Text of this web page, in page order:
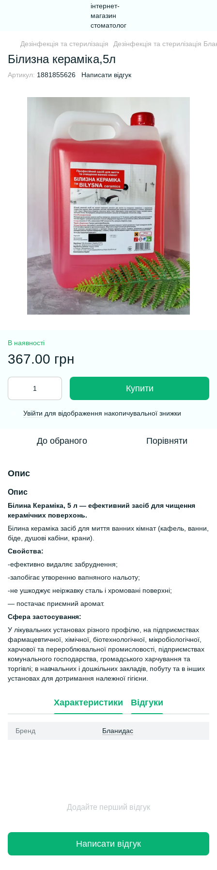
Дезінфекція та стерилізація Дезінфекція та стерилізація
Білизна кераміка,5л
Артикул: 1881855626 Написати відгук
В наявності
367.00 грн
Купити
Увійти для відображення накопичувальної знижки
До обраного Порівняти
Опис
Опис
Білина Кераміка, 5 л — ефективний засіб для чищення
керамічних поверхонь.
Білина кераміка засіб для миття ванних кімнат (кафель, ванни,
біде, душові кабіни, крани).
Свойства:
-ефективно видаляє забруднення;
-запобігає утворенню вапняного нальоту;
-не ушкоджує неіржавку сталь і хромовані поверхні;
— постачає приємний аромат.
Сфера застосування:
У лікувальних установах різного профілю, на підприємствах
фармацевтичної, хімічної, біотехнологічної, мікробіологічної,
харчової та перероблювальної промисловості, підприємствах
комунального господарства, громадського харчування та
торгівлі; в навчальних і дошкільних закладів, побуту та в інших
установах для дотримання належної гігієни.
Характеристики Відгуки
Бренд Бланидас
Додайте перший відгук
Написати відгук